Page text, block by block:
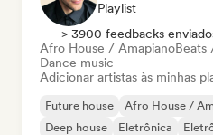
Playlist
> 3900 feedbacks
Afro House / Amapiano
Dance music
Adicionar artistas às minhas
Future house Afro House /
Deep house
Eletrônica